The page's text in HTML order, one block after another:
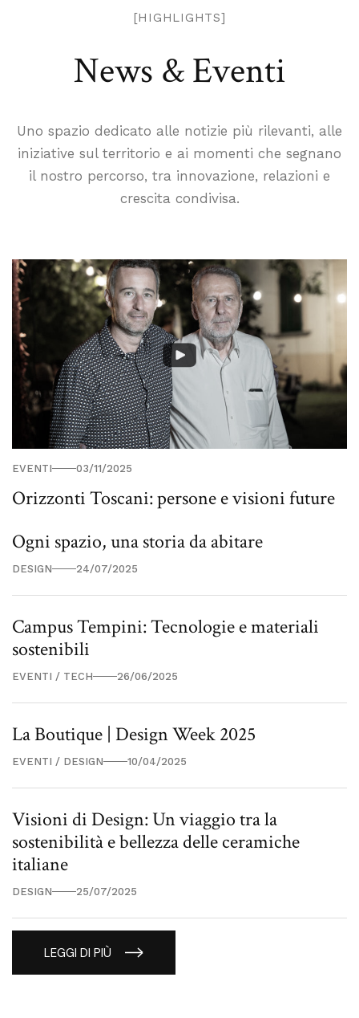
[HIGHLIGHTS]
News &Eventi
Uno spazio dedicato alle notizie più rilevanti, alle
iniziative sul territorio e ai momenti che segnano
il nostro percorso, tra innovazione, relazioni e
crescita condivisa.
EVENTI 03/11/2025
Orizzonti Toscani: persone e visioni future
Ogni spazio, una storia da abitare
DESIGN 24/07/2025
Campus Tempini: Tecnologie e materiali
sostenibili
EVENTI / TECH 26/06/2025
La Boutique | Design Week 2025
EVENTI / DESIGN 10/04/2025
Visioni di Design: Un viaggio tra la
sostenibilità e bellezza delle ceramiche
italiane
DESIGN 25/07/2025
LEGGI DI PIÙ